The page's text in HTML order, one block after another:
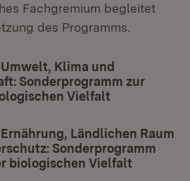
Fachgremium begleitet
des Programms.
Klima und
Sonderprogramm zur
Vielfalt
Ländlichen Raum
Sonderprogramm
biologischen Vielfalt